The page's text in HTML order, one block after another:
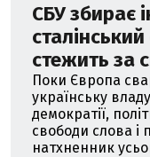
СБУ збирає
стежить за
Поки Європа
українську
демократії,
свободи слова і
натхненник